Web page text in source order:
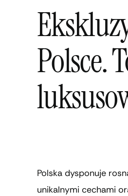
Polsce.
Polska dysponuje
unikalnymi cechami